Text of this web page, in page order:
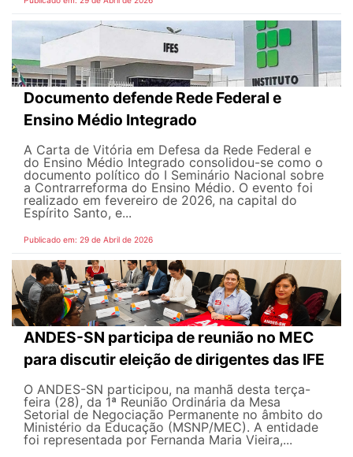
Documento defende Rede Federal e
Ensino Médio Integrado
A Carta de Vitória em Defesa da Rede Federal e
do Ensino Médio Integrado consolidou-se como o
documento político do I Seminário Nacional sobre
a Contrarreforma do Ensino Médio. O evento foi
realizado em fevereiro de 2026, na capital do
Espírito Santo, e...
Publicado em: 29 de Abril de 2026
ANDES-SN participa de reunião no MEC
para discutir eleição de dirigentes das IFE
O ANDES-SN participou, na manhã desta terça-
feira (28), da 1ª Reunião Ordinária da Mesa
Setorial de Negociação Permanente no âmbito do
Ministério da Educação (MSNP/MEC). A entidade
foi representada por Fernanda Maria Vieira,...